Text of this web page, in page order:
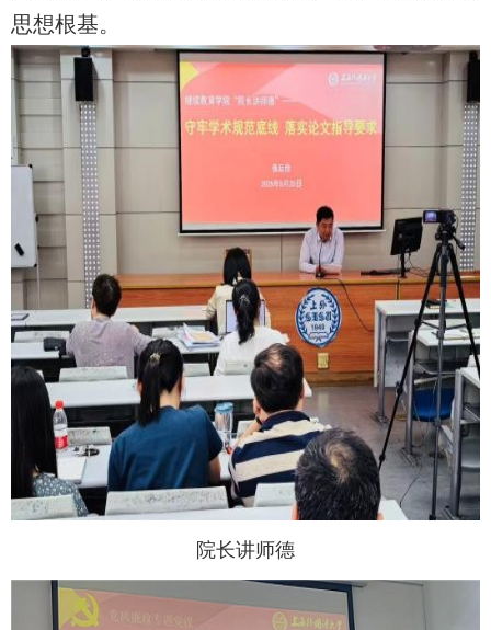
思想根基。
院长讲师德